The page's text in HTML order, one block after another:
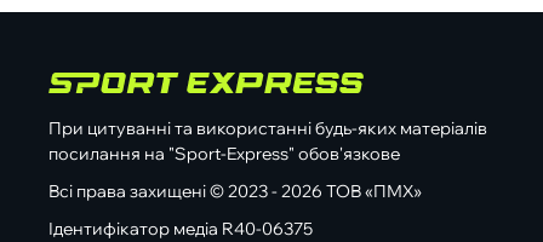
При цитуванні та використанні будь-яких матеріалів
посилання на "Sport-Express" обов'язкове
Всі права захищені © 2023 - 2026 ТОВ «ПМХ»
Ідентифікатор медіа R40-06375